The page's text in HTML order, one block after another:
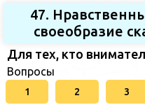
47.
своеобразие
Для тех, кто
Вопросы
1 2 3